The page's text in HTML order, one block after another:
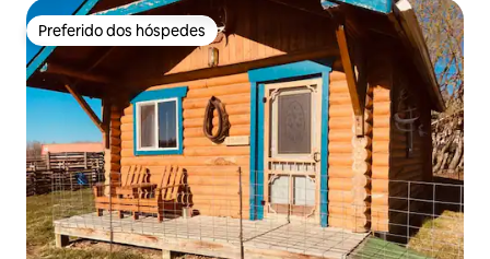
Preferido dos hóspedes
Preferido dos hóspedes